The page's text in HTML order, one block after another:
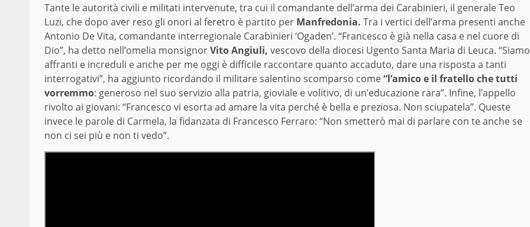
Tante le autorità civili e militati intervenute, tra cui il comandante dell’arma dei Carabinieri, il generale Teo
Luzi, che dopo aver reso gli onori al feretro è partito per Manfredonia. Tra i vertici dell’arma presenti anche
Antonio De Vita, comandante interregionale Carabinieri ‘Ogaden’. “Francesco è già nella casa e nel cuore di
Dio”, ha detto nell’omelia monsignorVito Angiuli, vescovo della diocesi Ugento Santa Maria di Leuca. “Siamo
affranti e increduli e anche per me oggi è difficile raccontare quanto accaduto, dare una risposta a tanti
interrogativi”, ha aggiunto ricordando il militare salentino scomparso come“l’amico e il fratello che tutti
vorremmo: generoso nel suo servizio alla patria, gioviale e volitivo, di un’educazione rara”. Infine, l’appello
rivolto ai giovani: “Francesco vi esorta ad amare la vita perché è bella e preziosa. Non sciupatela”. Queste
invece le parole di Carmela, la fidanzata di Francesco Ferraro: “Non smetterò mai di parlare con te anche se
non ci sei più e non ti vedo”.